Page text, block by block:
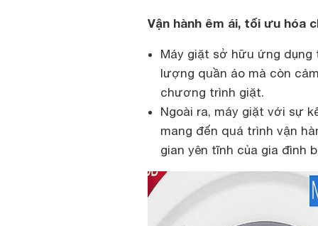
Vận hành êm ái, tối ưu hóa
Máy giặt sở hữu ứng dụng
lượng quần áo mà còn
chương trình giặt.
Ngoài ra, máy giặt với sự
mang đến quá trình vận
gian yên tĩnh của gia đình